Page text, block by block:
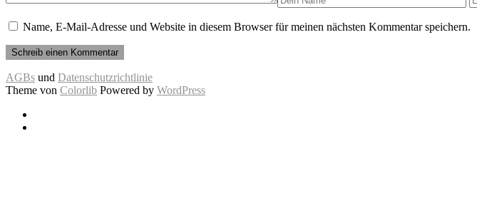
Name, E-Mail-Adresse und Website in diesem Browser für meinen nächsten Kommentar speichern.
AGBs und Datenschutzrichtlinie
Theme von Colorlib Powered by WordPress